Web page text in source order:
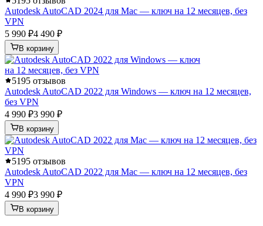
Autodesk AutoCAD 2024 для Mac — ключ на 12 месяцев, без
VPN
5 990 ₽4 490 ₽
В корзину
5195 отзывов
Autodesk AutoCAD 2022 для Windows — ключ на 12 месяцев,
без VPN
4 990 ₽3 990 ₽
В корзину
5195 отзывов
Autodesk AutoCAD 2022 для Mac — ключ на 12 месяцев, без
VPN
4 990 ₽3 990 ₽
В корзину